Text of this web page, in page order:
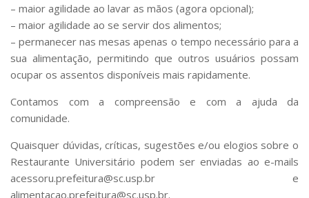
– maior agilidade ao lavar as mãos (agora opcional);
– maior agilidade ao se servir dos alimentos;
– permanecer nas mesas apenas o tempo necessário para a
sua alimentação, permitindo que outros usuários possam
ocupar os assentos disponíveis mais rapidamente.
Contamos com a compreensão e com a ajuda da
comunidade.
Quaisquer dúvidas, críticas, sugestões e/ou elogios sobre o
Restaurante Universitário podem ser enviadas ao e-mails
acessoru.prefeitura@sc.usp.br e
alimentacao.prefeitura@sc.usp.br.